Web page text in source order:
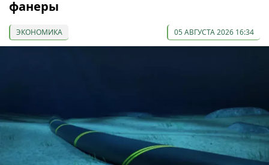
фанеры
ЭКОНОМИКА 05 АВГУСТА 2026 16:34